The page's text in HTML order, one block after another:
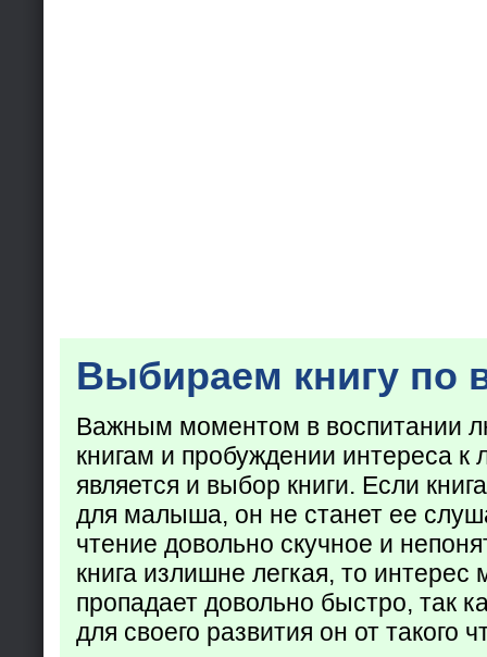
Выбираем книгу по
Важным моментом в воспитании
книгам и пробуждении интереса к
является и выбор книги. Если
для малыша, он не станет ее
чтение довольно скучное и
книга излишне легкая, то
пропадает довольно быстро, так
для своего развития он от такого